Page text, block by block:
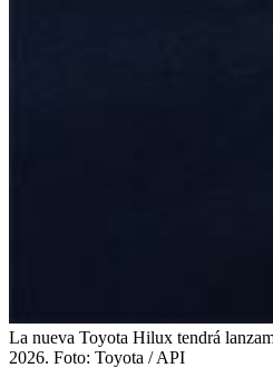
La nueva Toyota Hilux tendrá
2026. Foto: Toyota / API